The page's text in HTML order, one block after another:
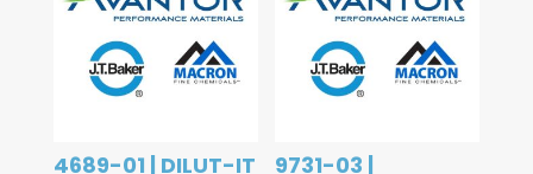
4689-01 | DILUT-IT
9731-03 |